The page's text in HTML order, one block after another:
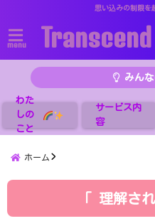
思い込みの制限を
menu
みん
わた
しの
こと
サービス内
容
ホーム
「 理解さ